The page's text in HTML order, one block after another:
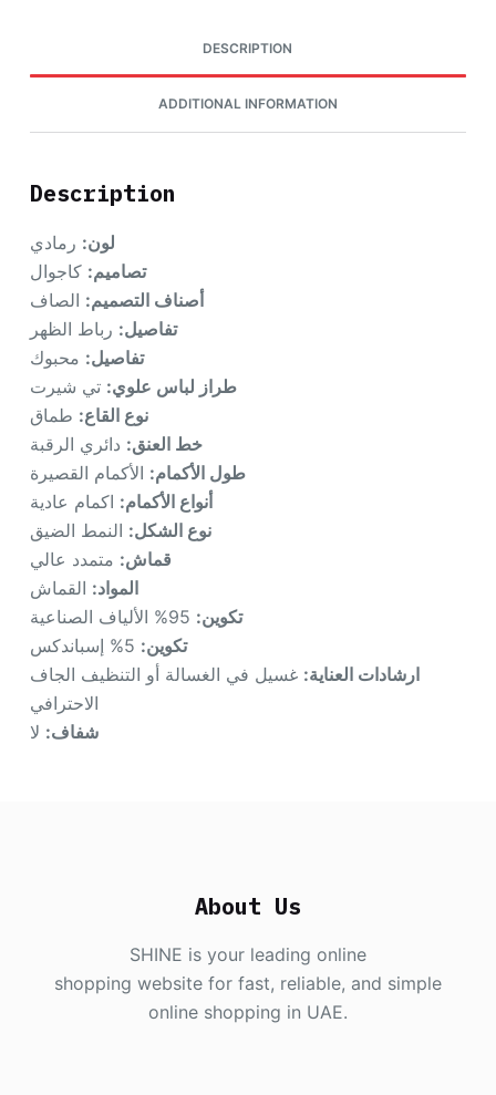
DESCRIPTION
ADDITIONAL INFORMATION
Description
لون: رمادي
تصاميم: كاجوال
أصناف التصميم: الصاف
تفاصيل: رباط الظهر
تفاصيل: محبوك
طراز لباس علوي: تي شيرت
نوع القاع: طماق
خط العنق: دائري الرقبة
طول الأكمام: الأكمام القصيرة
أنواع الأكمام: اكمام عادية
نوع الشكل: النمط الضيق
قماش: متمدد عالي
المواد: القماش
تكوين:
تكوين:
ارشادات العناية: غسيل في الغسالة أو التنظيف الجاف
الاحترافي
شفاف: لا
About Us
SHINE is your leading online
shopping website for fast, reliable, and simple
online shopping in UAE.